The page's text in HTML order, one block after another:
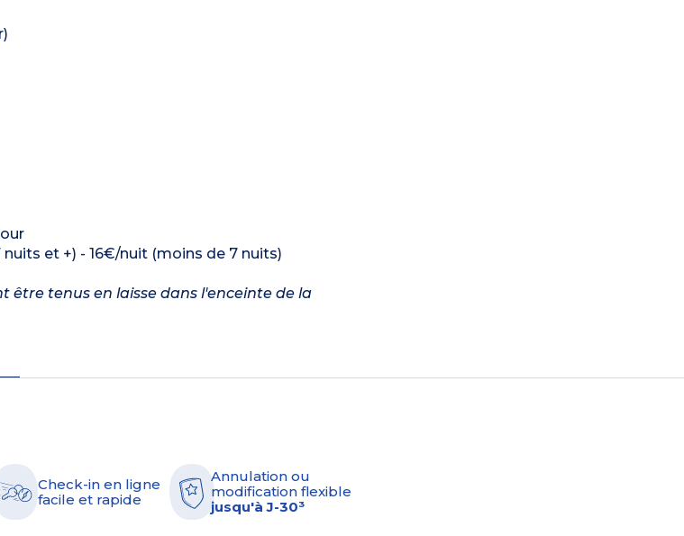
et +) - 16€/nuit (moins de 7 nuits)
être tenus en laisse dans l'enceinte de la
Check-in en ligne
facile et rapide
Annulation ou
modification flexible
jusqu'à J-30³